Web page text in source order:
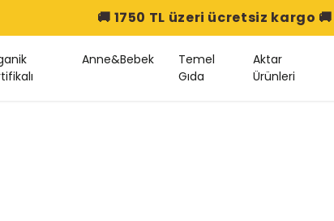
🚚 1750 TL üzeri ücretsiz kargo 🚚
Anne&Bebek
Temel
Gıda
Aktar
Ürünleri